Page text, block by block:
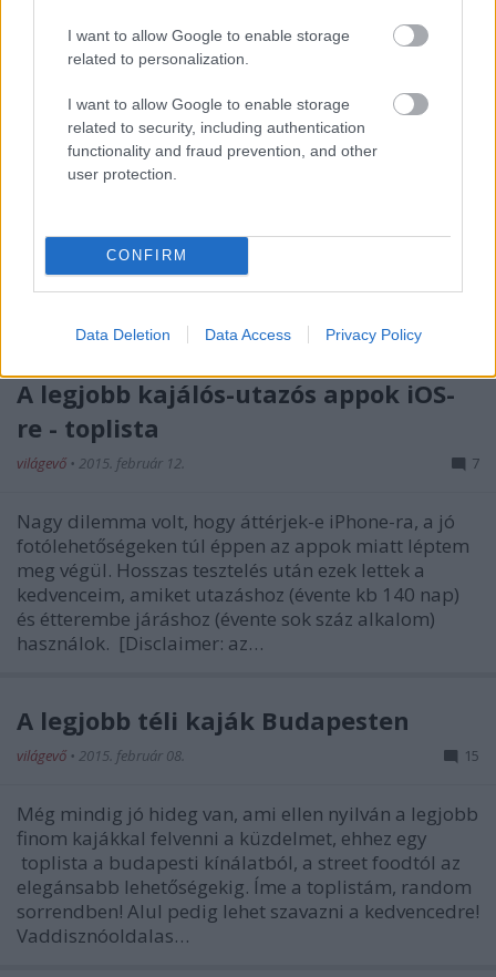
I want to allow Google to enable storage
related to personalization.
I want to allow Google to enable storage
related to security, including authentication
functionality and fraud prevention, and other
user protection.
CONFIRM
Data Deletion Data Access Privacy Policy
ételei)
világevő•2015. december 21.
dishes I had 2015! (Csúcsgasztronómia és egyszerű
kaják, a legemlékezetesebb ételek, amit 2015-ben
ettem.) Strawberry & raspberry mille feuille,
krémes) Avocado, powdered sun…
A legjobb kajálós-utazós appok iOS-
re - toplista
világevő • 2015. február 12. 7
Nagy dilemma volt, hogy áttérjek-e iPhone-ra, a jó
fotólehetőségeken túl éppen az appok miatt léptem
meg végül. Hosszas tesztelés után ezek lettek a
kedvenceim, amiket utazáshoz (évente kb 140 nap)
és étterembe járáshoz (évente sok száz alkalom)
használok. [Disclaimer: az…
A legjobb téli kaják Budapesten
világevő • 2015. február 08. 15
Még mindig jó hideg van, ami ellen nyilván a legjobb
finom kajákkal felvenni a küzdelmet, ehhez egy
toplista a budapesti kínálatból, a street foodtól az
elegánsabb lehetőségekig. Íme a toplistám, random
sorrendben! Alul pedig lehet szavazni a kedvencedre!
Vaddisznóoldalas…